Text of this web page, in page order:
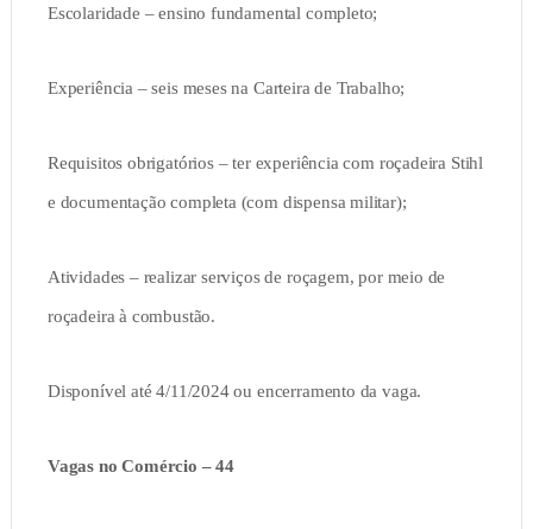
Escolaridade – ensino fundamental completo;
Experiência – seis meses na Carteira de Trabalho;
Requisitos obrigatórios – ter experiência com roçadeira Stihl
e documentação completa (com dispensa militar);
Atividades – realizar serviços de roçagem, por meio de
roçadeira à combustão.
Disponível até 4/11/2024 ou encerramento da vaga.
Vagas no Comércio – 44